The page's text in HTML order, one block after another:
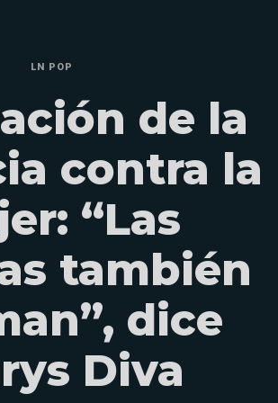
LN POP
de la
contra la
“Las
también
dice
Diva